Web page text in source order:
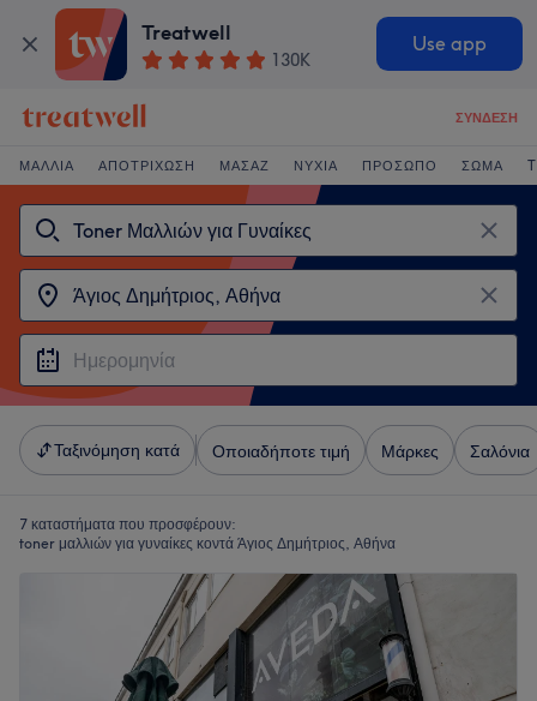
Treatwell
130K
Use app
ΣΎΝΔΕΣΗ
ΜΑΛΛΙΆ ΑΠΟΤΡΊΧΩΣΗ ΜΑΣΆΖ ΝΎΧΙΑ ΠΡΌΣΩΠΟ ΣΏΜΑ
Ταξινόμηση κατά Οποιαδήποτε τιμή Μάρκες Σαλόνια
7 καταστήματα που προσφέρουν:
toner μαλλιών για γυναίκες κοντά Άγιος Δημήτριος, Αθήνα